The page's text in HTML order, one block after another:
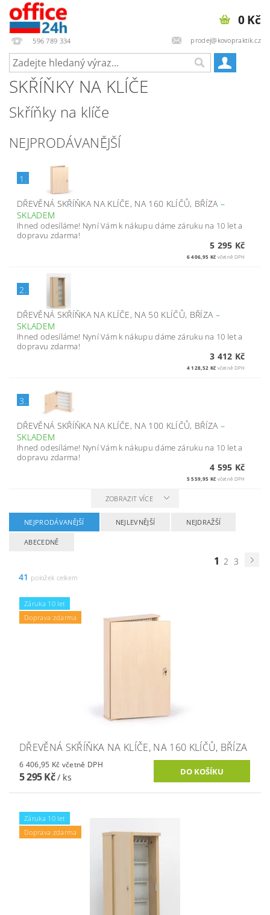
596 789 334 prodej@kovopraktik.cz
0 Kč
SKŘÍŇKY NA KLÍČE
Skříňky na klíče
NEJPRODÁVANĚJŠÍ
1.
DŘEVĚNÁ SKŘÍŇKA NA KLÍČE, NA 160 KLÍČŮ, BŘÍZA –
SKLADEM
Ihned odesíláme! Nyní Vám k nákupu dáme záruku na 10 let a
dopravu zdarma!
5 295 Kč
6 406,95 Kč včetně DPH
2.
DŘEVĚNÁ SKŘÍŇKA NA KLÍČE, NA 50 KLÍČŮ, BŘÍZA –
SKLADEM
Ihned odesíláme! Nyní Vám k nákupu dáme záruku na 10 let a
dopravu zdarma!
3 412 Kč
4 128,52 Kč včetně DPH
3.
DŘEVĚNÁ SKŘÍŇKA NA KLÍČE, NA 100 KLÍČŮ, BŘÍZA –
SKLADEM
Ihned odesíláme! Nyní Vám k nákupu dáme záruku na 10 let a
dopravu zdarma!
4 595 Kč
5 559,95 Kč včetně DPH
ZOBRAZIT VÍCE
NEJPRODÁVANĚJŠÍ NEJLEVNĚJŠÍ NEJDRAŽŠÍ
ABECEDNĚ
1 2 3
41 položek celkem
Záruka 10 let
Doprava zdarma
DŘEVĚNÁ SKŘÍŇKA NA KLÍČE, NA 160 KLÍČŮ, BŘÍZA
6 406,95 Kč včetně DPH
5 295 Kč/ ks
Záruka 10 let
Doprava zdarma